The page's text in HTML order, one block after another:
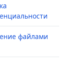
файлами